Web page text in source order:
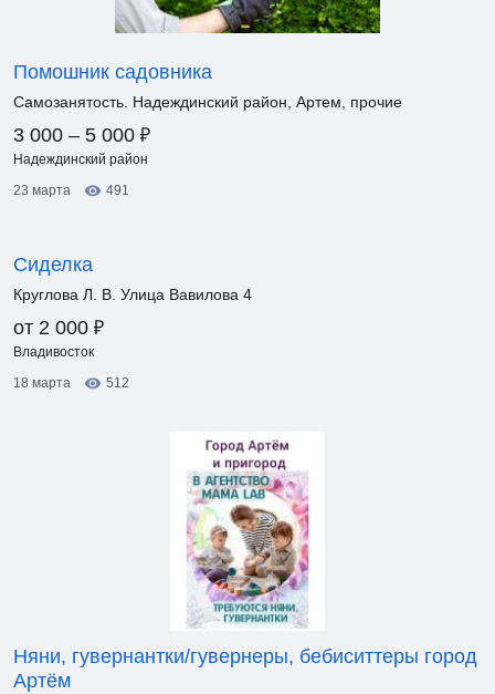
Помошник садовника
Самозанятость. Надеждинский район, Артем, прочие
3 000 – 5 000 ₽
Надеждинский район
23 марта
491
Сиделка
Круглова Л. В. Улица Вавилова 4
от 2 000 ₽
Владивосток
18 марта
512
Няни, гувернантки/гувернеры, бебиситтеры город
Артём